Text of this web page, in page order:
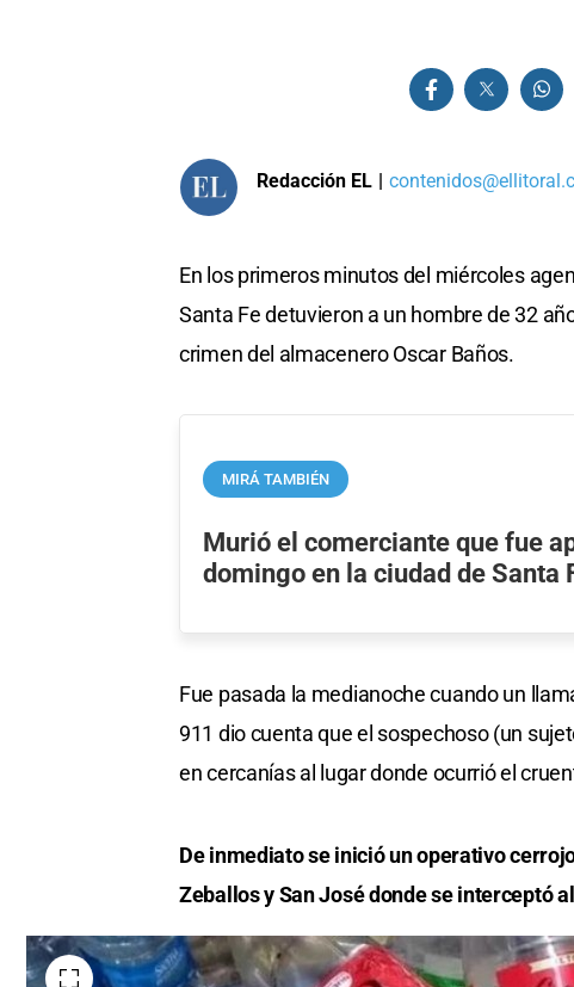
Redacción EL |
En los primeros minutos del miércoles
Santa Fe detuvieron a un hombre de 32
crimen del almacenero Oscar Baños.
MIRÁ TAMBIÉN
Murió el comerciante que fue
domingo en la ciudad de Santa
Fue pasada la medianoche cuando un
911 dio cuenta que el sospechoso (un
en cercanías al lugar donde ocurrió el
De inmediato se inició un operativo
Zeballos y San José donde se interceptó